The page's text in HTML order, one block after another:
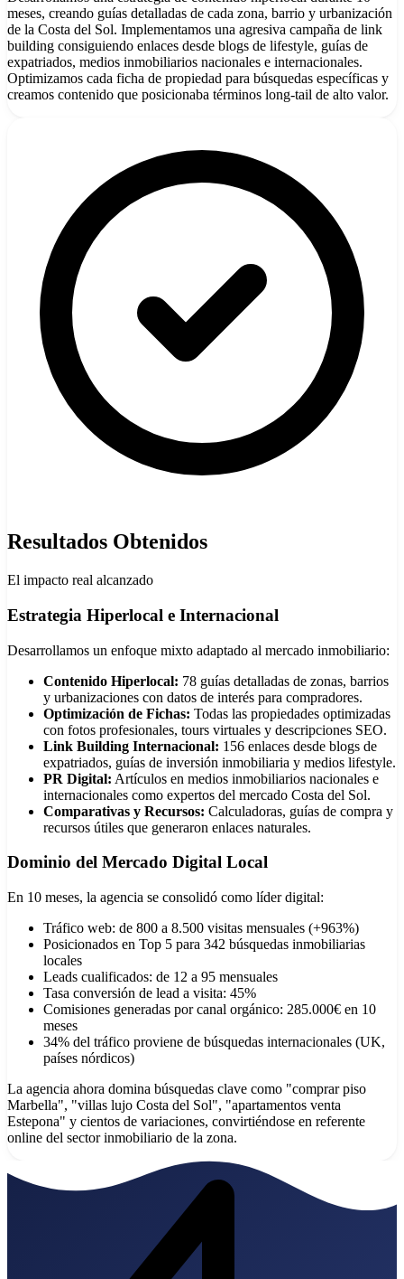
meses, creando guías detalladas de cada zona, barrio y urbanización
de la Costa del Sol. Implementamos una agresiva campaña de link
building consiguiendo enlaces desde blogs de lifestyle, guías de
expatriados, medios inmobiliarios nacionales e internacionales.
Optimizamos cada ficha de propiedad para búsquedas específicas y
creamos contenido que posicionaba términos long-tail de alto valor.
Resultados Obtenidos
El impacto real alcanzado
Estrategia Hiperlocal e Internacional
Desarrollamos un enfoque mixto adaptado al mercado inmobiliario:
Contenido Hiperlocal: 78 guías detalladas de zonas, barrios
y urbanizaciones con datos de interés para compradores.
Optimización de Fichas: Todas las propiedades optimizadas
con fotos profesionales, tours virtuales y descripciones SEO.
Link Building Internacional: 156 enlaces desde blogs de
expatriados, guías de inversión inmobiliaria y medios lifestyle.
PR Digital: Artículos en medios inmobiliarios nacionales e
internacionales como expertos del mercado Costa del Sol.
Comparativas y Recursos: Calculadoras, guías de compra y
recursos útiles que generaron enlaces naturales.
Dominio del Mercado Digital Local
En 10 meses, la agencia se consolidó como líder digital:
Tráfico web: de 800 a 8.500 visitas mensuales (+963%)
Posicionados en Top 5 para 342 búsquedas inmobiliarias
locales
Leads cualificados: de 12 a 95 mensuales
Tasa conversión de lead a visita: 45%
Comisiones generadas por canal orgánico: 285.000€ en 10
meses
34% del tráfico proviene de búsquedas internacionales (UK,
países nórdicos)
La agencia ahora domina búsquedas clave como "comprar piso
Marbella", "villas lujo Costa del Sol", "apartamentos venta
Estepona" y cientos de variaciones, convirtiéndose en referente
online del sector inmobiliario de la zona.